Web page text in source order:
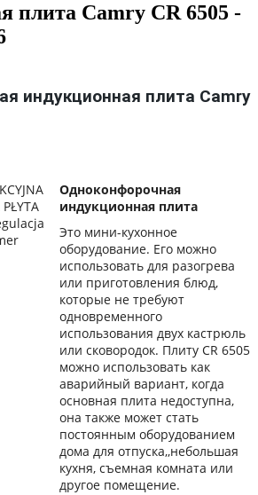
плита Camry CR 6505 -
индукционная плита Camry
Одноконфорочная
индукционная плита
Это мини-кухонное
оборудование. Его можно
использовать для разогрева
или приготовления блюд,
которые не требуют
одновременного
использования двух кастрюль
или сковородок. Плиту CR 6505
можно использовать как
аварийный вариант, когда
основная плита недоступна,
она также может стать
постоянным оборудованием
дома для отпуска,,небольшая
кухня, съемная комната или
другое помещение.